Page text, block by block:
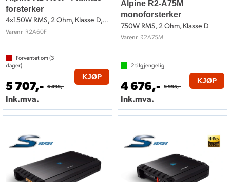
forsterker
4x150W RMS, 2 Ohm, Klasse D, Hi-Res
Varenr R2A60F
Forventet om (3
dager)
5 707,- 6 495,-
Ink.mva.
KJØP
Alpine R2-A75M
monoforsterker
750W RMS, 2 Ohm, Klasse D
Varenr R2A75M
2tilgjengelig
4 676,- 5 995,-
Ink.mva.
KJØP